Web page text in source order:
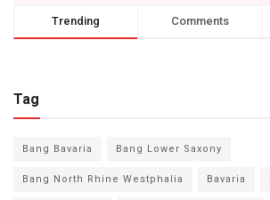
Trending Comments
Tag
Bang Bavaria Bang Lower Saxony
Bang North Rhine Westphalia Bavaria